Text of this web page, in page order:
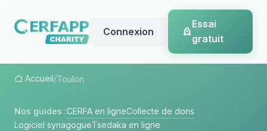
Connexion
Essai
gratuit
Accueil/Toulon
Nos guides :CERFA en ligneCollecte de dons
Logiciel synagogueTsedaka en ligne